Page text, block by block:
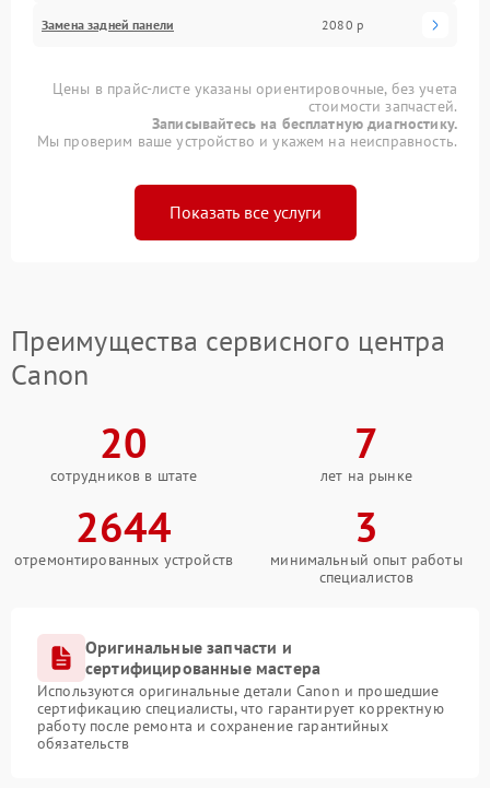
Замена задней панели 2080 р
Цены в прайс-листе указаны ориентировочные, без учета
стоимости запчастей.
Записывайтесь на бесплатную диагностику.
Мы проверим ваше устройство и укажем на неисправность.
Показать все услуги
Преимущества сервисного центра
Canon
20
сотрудников в штате
7
лет на рынке
2644
отремонтированных устройств
3
минимальный опыт работы
специалистов
Оригинальные запчасти и
сертифицированные мастера
Используются оригинальные детали Canon и прошедшие
сертификацию специалисты, что гарантирует корректную
работу после ремонта и сохранение гарантийных
обязательств